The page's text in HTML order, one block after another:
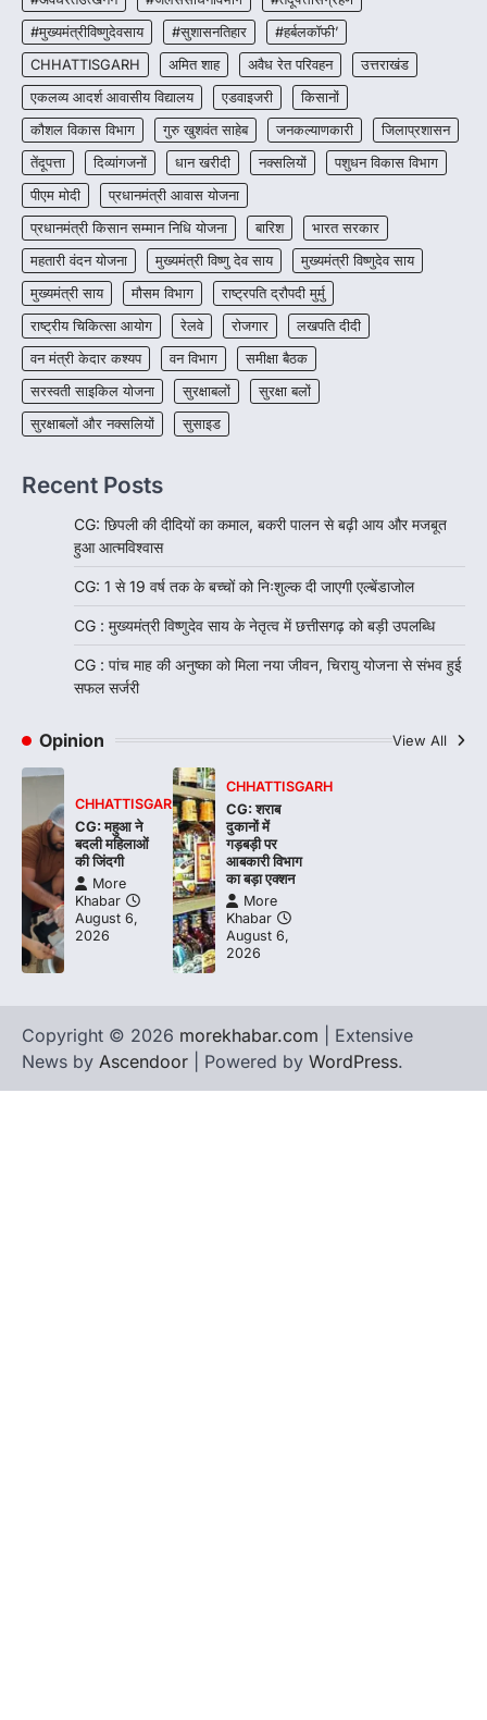
4
CHHATTISGARH
CG : पांच माह की अनुष्का को मिला नया
जीवन, चिरायु योजना से संभव हुई सफल सर्जरी
More Khabar August 7, 2026
रायपुर। राष्ट्रीय बाल स्वास्थ्य कार्यक्रम (चिरायु) के तहत
जशपुर जिले की 5 माह की मासूम…
#मुख्यमंत्रीविष्णुदेवसाय
#सुशासनतिहार
#हर्बलकॉफी’
CHHATTISGARH
अमित शाह अवैध रेत परिवहन
उत्तराखंड
एकलव्य आदर्श आवासीय विद्यालय
एडवाइजरी
किसानों
कौशल विकास विभाग
गुरु खुशवंत साहेब जनकल्याणकारी
जिलाप्रशासन
तेंदूपत्ता
दिव्यांगजनों धान खरीदी नक्सलियों
पशुधन विकास विभाग
पीएम मोदी
प्रधानमंत्री आवास योजना
प्रधानमंत्री किसान सम्मान निधि योजना
बारिश
भारत सरकार
महतारी वंदन योजना
मुख्यमंत्री विष्णु देव साय
मुख्यमंत्री विष्णुदेव साय
मुख्यमंत्री साय
मौसम विभाग
राष्ट्रपति द्रौपदी मुर्मु
राष्ट्रीय चिकित्सा आयोग
रेलवे रोजगार
लखपति दीदी
वन मंत्री केदार कश्यप
वन विभाग
समीक्षा बैठक
सरस्वती साइकिल योजना
सुरक्षाबलों
सुरक्षा बलों
सुरक्षाबलों और नक्सलियों
सुसाइड
Recent Posts
CG: छिपली की दीदियों का कमाल, बकरी पालन से बढ़ी आय और मजबूत
हुआ आत्मविश्वास
CG: 1 से 19 वर्ष तक के बच्चों को निःशुल्क दी जाएगी एल्बेंडाजोल
CG : मुख्यमंत्री विष्णुदेव साय के नेतृत्व में छत्तीसगढ़ को बड़ी उपलब्धि
CG : पांच माह की अनुष्का को मिला नया जीवन, चिरायु योजना से संभव हुई
सफल सर्जरी
Opinion View All
CHHATTISGARH
CG: महुआ ने
बदली महिलाओं
की जिंदगी
More
Khabar
August 6,
2026
CHHATTISGARH
CG: शराब
दुकानों में
गड़बड़ी पर
आबकारी विभाग
का बड़ा एक्शन
More
Khabar
August 6,
2026
Copyright © 2026 morekhabar.com | Extensive
News by Ascendoor | Powered by WordPress.